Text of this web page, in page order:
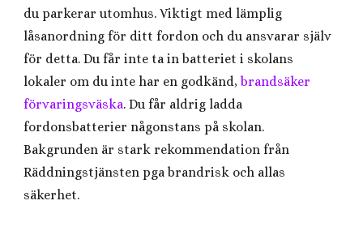
du parkerar utomhus. Viktigt med lämplig
låsanordning för ditt fordon och du ansvarar själv
för detta. Du får inte ta in batteriet i skolans
lokaler om du inte har en godkänd,brandsäker
förvaringsväska. Du får aldrig ladda
fordonsbatterier någonstans på skolan.
Bakgrunden är stark rekommendation från
Räddningstjänsten pga brandrisk och allas
säkerhet.